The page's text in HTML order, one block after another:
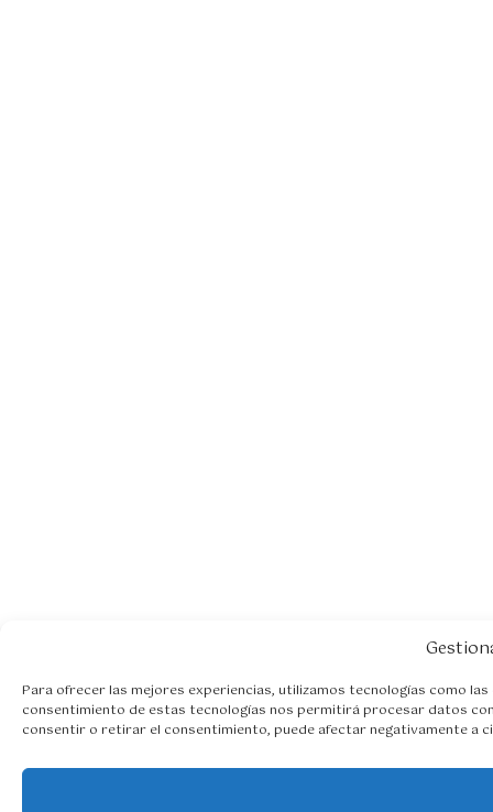
Para ofrecer las mejores experiencias, utilizamos tecnologías como
consentimiento de estas tecnologías nos permitirá procesar datos
consentir o retirar el consentimiento, puede afectar negativamente a